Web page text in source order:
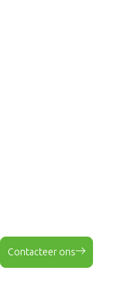
Contacteer ons